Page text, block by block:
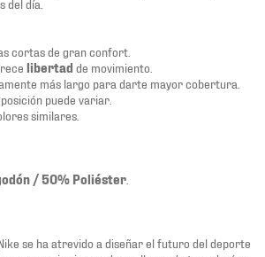
del día.
cortas de gran confort.
libertad de movimiento.
más largo para darte mayor cobertura.
puede variar.
similares.
/ 50% Poliéster
se ha atrevido a diseñar el futuro del deporte